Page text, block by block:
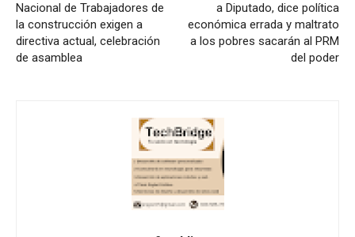
Nacional de Trabajadores de
la construcción exigen a
directiva actual, celebración
de asamblea
a Diputado, dice política
económica errada y maltrato
a los pobres sacarán al PRM
del poder